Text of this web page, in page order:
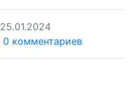
25.01.2024
0 комментариев